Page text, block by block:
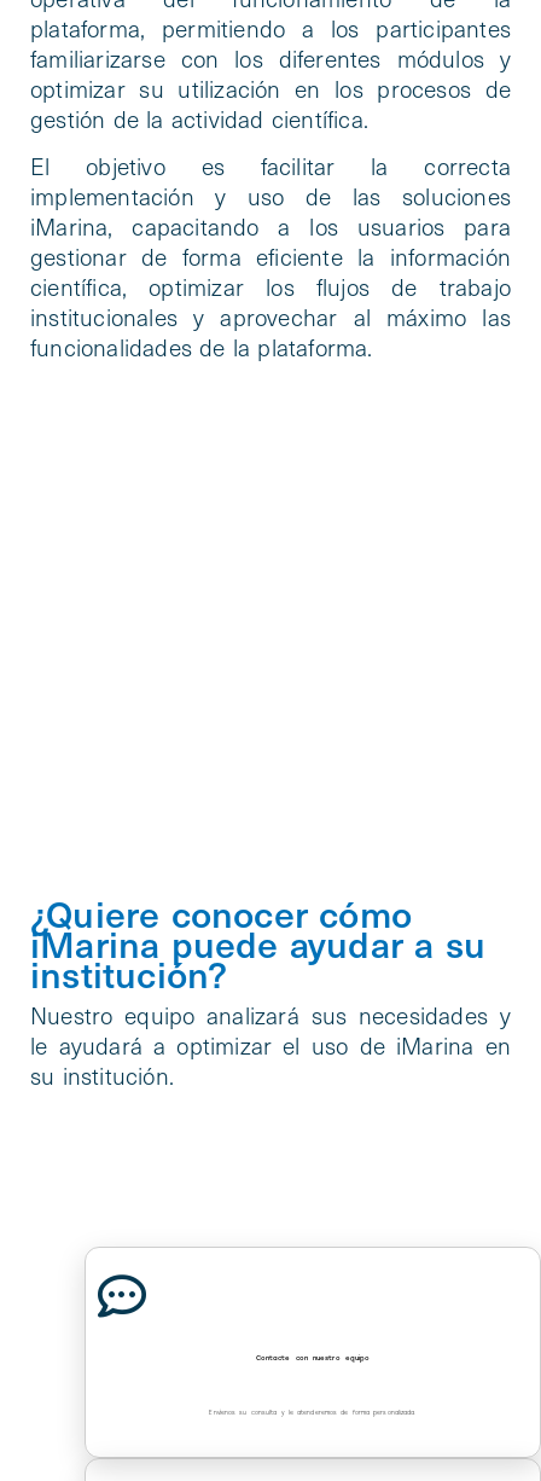
plataforma, permitiendo a los participantes
familiarizarse con los diferentes módulos y
optimizar su utilización en los procesos de
gestión de la actividad científica.
El objetivo es facilitar la correcta
implementación y uso de las soluciones
iMarina, capacitando a los usuarios para
gestionar de forma eficiente la información
científica, optimizar los flujos de trabajo
institucionales y aprovechar al máximo las
funcionalidades de la plataforma.
¿Quiere conocer cómo
iMarina puede ayudar a su
institución?
Nuestro equipo analizará sus necesidades y
le ayudará a optimizar el uso de iMarina en
su institución.
Contacte con nuestro equipo
Envíenos su consulta y le atenderemos de forma personalizada.